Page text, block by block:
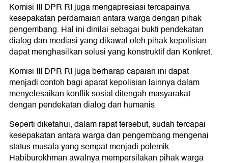
Komisi III DPR RI juga mengapresiasi tercapainya
kesepakatan perdamaian antara warga dengan pihak
pengembang. Hal ini dinilai sebagai bukti pendekatan
dialog dan mediasi yang dikawal oleh pihak kepolisian
dapat menghasilkan solusi yang konstruktif dan Konkret.
Komisi III DPR RI juga berharap capaian ini dapat
menjadi contoh bagi aparat kepolisian lainnya dalam
menyelesaikan konflik sosial ditengah masyarakat
dengan pendekatan dialog dan humanis.
Seperti diketahui, dalam rapat tersebut, sudah tercapai
kesepakatan antara warga dan pengembang mengenai
status musala yang sempat menjadi polemik.
Habiburokhman awalnya mempersilakan pihak warga